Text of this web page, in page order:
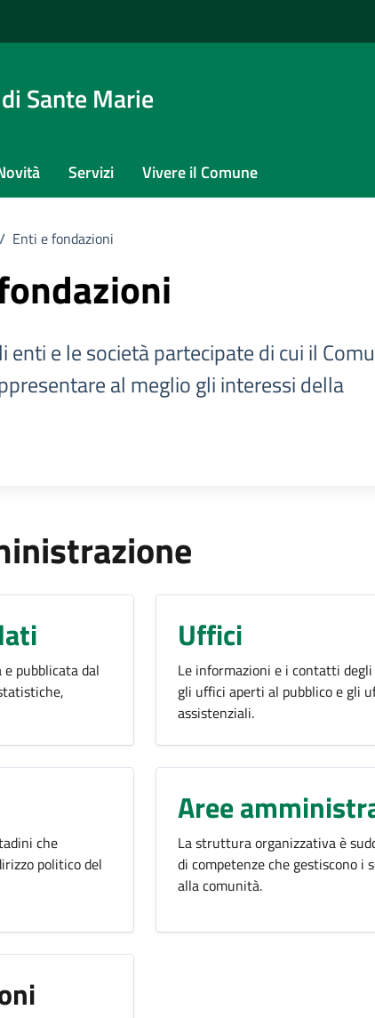
Sante Marie
Servizi Vivere il Comune
/ Enti e fondazioni
enti e le società partecipate di cui il
al meglio gli interessi della
pubblicata dal
Uffici
Le informazioni e i contatti
gli uffici aperti al pubblico e gli
assistenziali.
che
politico del
Aree
La struttura organizzativa è
di competenze che gestiscono i
alla comunità.